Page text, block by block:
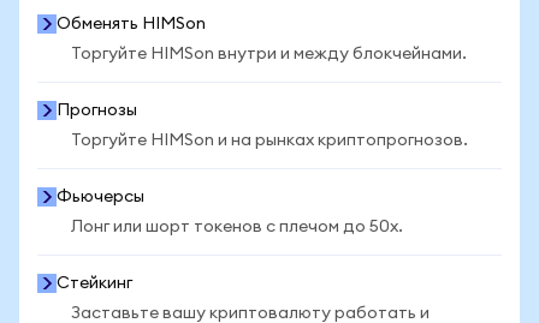
Обменять HIMSon
Торгуйте HIMSon внутри и между блокчейнами.
Прогнозы
Торгуйте HIMSon и на рынках криптопрогнозов.
Фьючерсы
Лонг или шорт токенов с плечом до 50x.
Стейкинг
Заставьте вашу криптовалюту работать и